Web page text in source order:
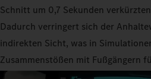
Schnitt um 0,7 Sekunden
Dadurch verringert sich der
indirekten Sicht, was in
Zusammenstößen mit Fußgängern